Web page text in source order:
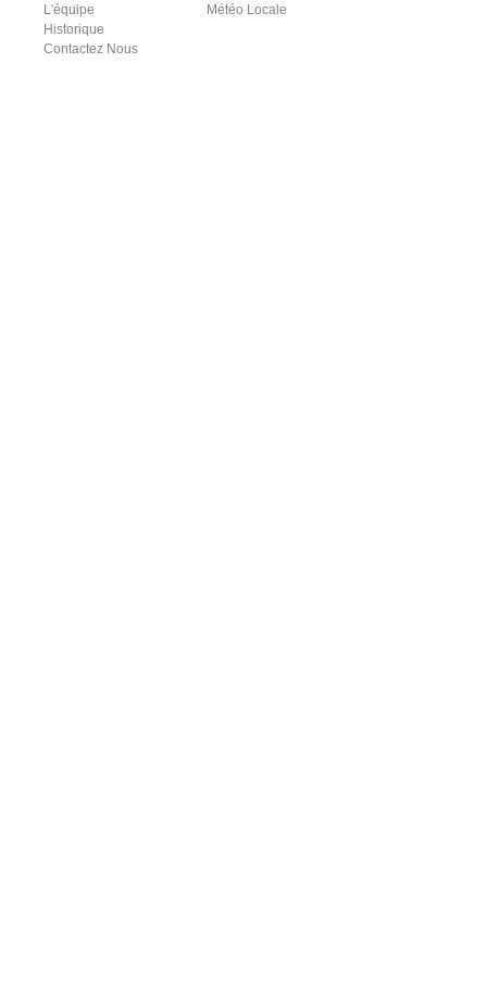
L'équipe
Historique
Contactez Nous
Météo Locale